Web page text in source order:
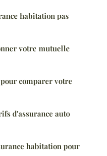
habitation pas
votre mutuelle
comparer votre
d'assurance auto
habitation pour